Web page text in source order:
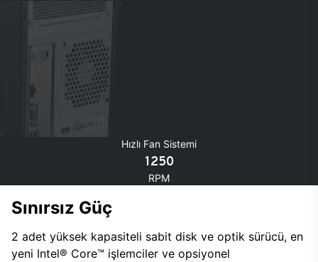
Hızlı Fan Sistemi
1250
RPM
Sınırsız Güç
2 adet yüksek kapasiteli sabit disk ve optik sürücü, en
yeni Intel® Core™ işlemciler ve opsiyonel